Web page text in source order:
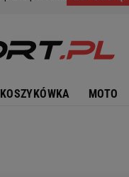
KOSZYKÓWKA MOTO